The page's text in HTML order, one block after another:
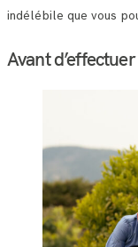
indélébile que vous
Avant